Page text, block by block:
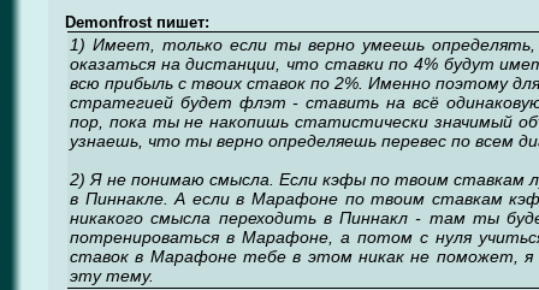
Demonfrost пишет:
1) Имеет, только если ты верно умеешь
оказаться на дистанции, что ставки по 4% будут
всю прибыль с твоих ставок по 2%. Именно поэтому
стратегией будет флэт - ставить на всё
пор, пока ты не накопишь статистически значимый
узнаешь, что ты верно определяешь перевес по всем
2) Я не понимаю смысла. Если кэфы по твоим ставкам
в Пиннакле. А если в Марафоне по твоим ставкам
никакого смысла переходить в Пиннакл - там ты
потренироваться в Марафоне, а потом с нуля
ставок в Марафоне тебе в этом никак не поможет, я
эту тему.